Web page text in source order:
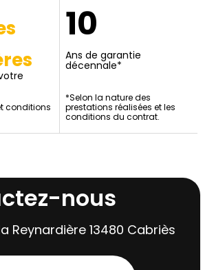
conditions
10
Ans de garantie
décennale*
*Selon la nature des
prestations réalisées et les
conditions du contrat.
nous
Reynardière 13480 Cabriès